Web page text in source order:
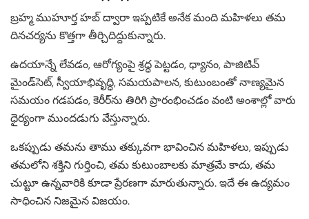
బ్రహ్మ ముహూర్త హబ్ ద్వారా ఇప్పటికే అనేక మంది మహిళలు తమ
దినచర్యను కొత్తగా తీర్చిదిద్దుకున్నారు.
ఉదయాన్నే లేవడం, ఆరోగ్యంపై శ్రద్ధ పెట్టడం, ధ్యానం, పాజిటివ్
మైండ్‌సెట్, స్వీయాభివృద్ధి, సమయపాలన, కుటుంబంతో నాణ్యమైన
సమయం గడపడం, కెరీర్‌ను తిరిగి ప్రారంభించడం వంటి అంశాల్లో వారు
ధైర్యంగా ముందడుగు వేస్తున్నారు.
ఒకప్పుడు తమను తాము తక్కువగా భావించిన మహిళలు, ఇప్పుడు
తమలోని శక్తిని గుర్తించి, తమ కుటుంబాలకు మాత్రమే కాదు, తమ
చుట్టూ ఉన్నవారికి కూడా ప్రేరణగా మారుతున్నారు. ఇదే ఈ ఉద్యమం
సాధించిన నిజమైన విజయం.